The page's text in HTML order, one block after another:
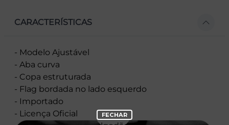
CARACTERÍSTICAS
- Modelo Ajustável
- Aba curva
- Copa estruturada
- Flag bordada no lado esquerdo
- Importado
- Licença Oficial